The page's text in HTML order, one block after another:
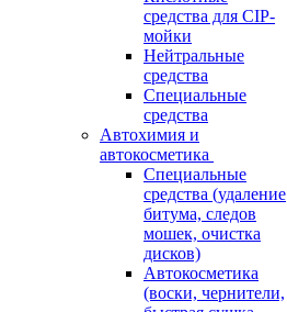
средства для CIP-
мойки
Нейтральные
средства
Специальные
средства
Автохимия и
автокосметика
Специальные
средства (удаление
битума, следов
мошек, очистка
дисков)
Автокосметика
(воски, чернители,